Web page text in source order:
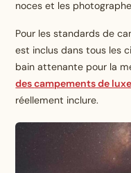
noces et les
Pour les standards de
est inclus dans tous les
bain attenante pour la
descampementsde luxe
réellement inclure.